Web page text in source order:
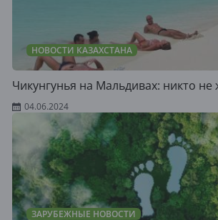
НОВОСТИ КАЗАХСТАНА
Чикунгунья на Мальдивах: никто не
04.06.2024
ЗАРУБЕЖНЫЕ НОВОСТИ